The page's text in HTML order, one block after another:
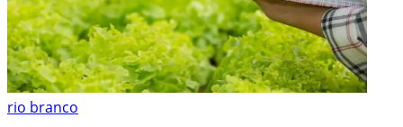
rio branco